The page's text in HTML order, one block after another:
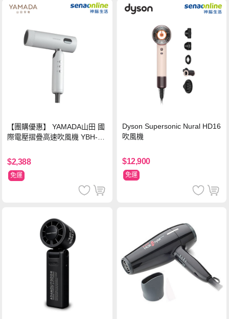
【團購優惠】 YAMADA山田 國
際電壓摺疊高速吹風機 YBH-12
$2,388
免運
Dyson Supersonic Nural HD16
吹風機
$12,900
免運